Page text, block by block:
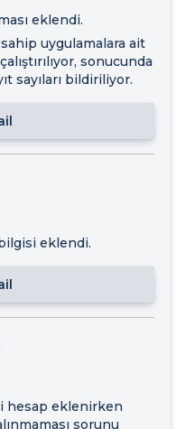
eklendi.
uygulamalara ait
sonucunda
sayıları bildiriliyor.
bilgisi eklendi.
hesap eklenirken
sorunu